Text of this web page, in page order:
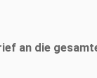
an die